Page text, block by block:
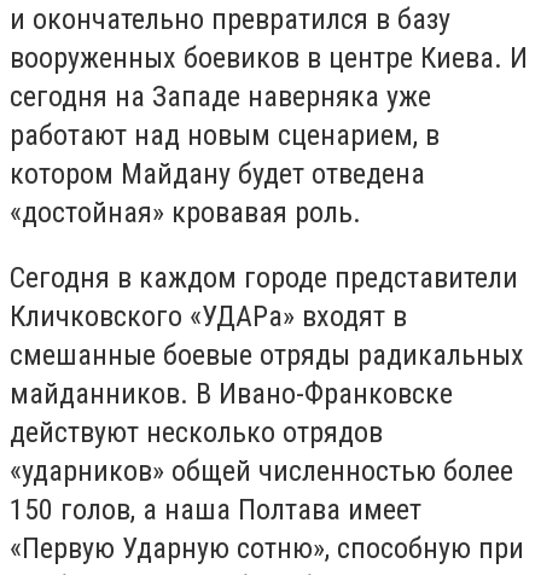
и окончательно превратился в базу
вооруженных боевиков в центре Киева. И
сегодня на Западе наверняка уже
работают над новым сценарием, в
котором Майдану будет отведена
«достойная» кровавая роль.
Сегодня в каждом городе представители
Кличковского «УДАРа» входят в
смешанные боевые отряды радикальных
майданников. В Ивано-Франковске
действуют несколько отрядов
«ударников» общей численностью более
150 голов, а наша Полтава имеет
«Первую Ударную сотню», способную при